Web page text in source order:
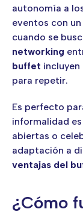
autonomía a
eventos con
cuando se
networking
buffet
para repetir.
Es perfecto
informalidad
abiertas o
adaptación a
ventajas del
¿Cómo